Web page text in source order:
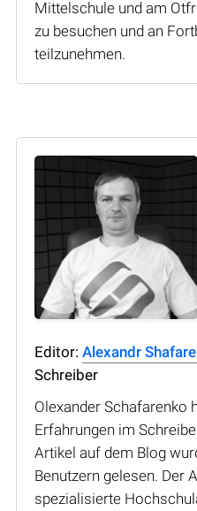
Mittelschule und am
zu besuchen und an
teilzunehmen.
Editor: Alexandr
Schreiber
Olexander Schafarenko
Erfahrungen im
Artikel auf dem Blog
Benutzern gelesen. Der
spezialisierte